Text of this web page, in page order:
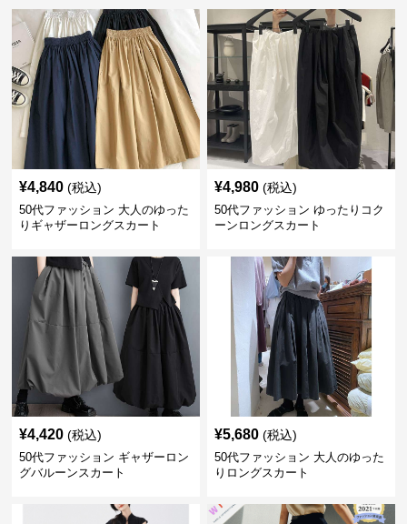
¥4,840 (税込)
50代ファッション 大人のゆった
りギャザーロングスカート
¥4,980 (税込)
50代ファッション ゆったりコク
ーンロングスカート
¥4,420 (税込)
50代ファッション ギャザーロン
グバルーンスカート
¥5,680 (税込)
50代ファッション 大人のゆった
りロングスカート